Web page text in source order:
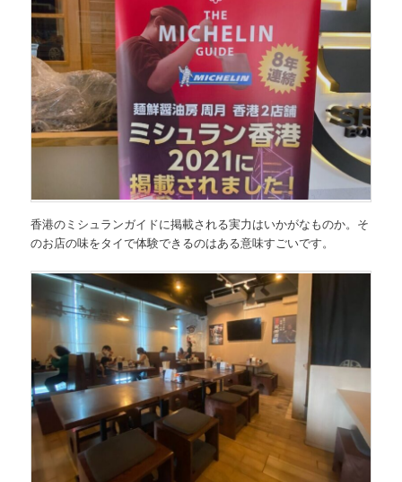
香港のミシュランガイドに掲載される実力はいかがなものか。そ
のお店の味をタイで体験できるのはある意味すごいです。